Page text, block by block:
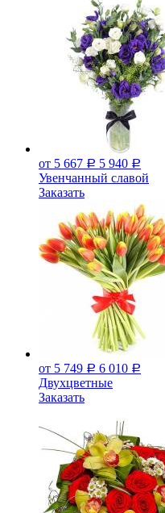
от 5 667 Р 5 940 Р
Увенчанный славой
Заказать
от 5 749 Р 6 010 Р
Двухцветные
Заказать